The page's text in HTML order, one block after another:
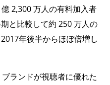
2,300 万人の有料加入者
と比較して約 250 万人の
年後半からほぼ倍増し
ランドが視聴者に優れた